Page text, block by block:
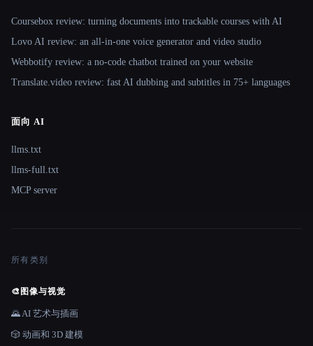
Coursebox review: turning documents into trackable courses with AI
Lovo AI review: an all-in-one voice generator and video studio
Webbotify review: a no-code chatbot trained on your website
Translate.video review: fast AI dubbing and subtitles in 75+ languages
面向 AI
llms.txt
llms-full.txt
MCP server
所有类别
🎨 图像与视觉
🌄 AI 艺术与插画
🎲 动画和 3D 建模